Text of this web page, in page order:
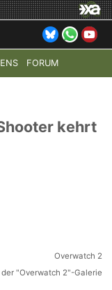
FORUM
4 HALO:
kehrt
der "Overwatch 2"-Galerie